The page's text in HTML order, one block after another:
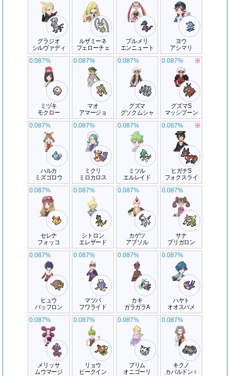
グラジオ
シルヴァディ
ルザミーネ
フェローチェ
プルメリ
エンニュート
ヨウ
アシマリ
ミヅキ
モクロー
0.087%
マオ
アマージョ
0.087%
グズマ
グソクムシャ
0.087%
グズマS
マッシブーン
0.087% ※
ハルカ
ミズゴロウ
0.087%
ミクリ
ミロカロス
0.087%
ミツル
エルレイド
0.087%
ヒガナS
フォクスライ
0.087% ※
セレナ
フォッコ
0.087%
シトロン
エレザード
0.087%
カゲツ
アブソル
0.087%
サナ
ブリガロン
0.087%
ヒュウ
バッフロン
0.087%
マツバ
フワライド
0.087%
カキ
ガラガラA
0.087%
ハヤト
オオスバメ
0.087%
メリッサ
ムウマージ
0.087%
リョウ
ビークイン
0.087%
プリム
オニゴーリ
0.087%
キクノ
カバルドン♀
0.087%